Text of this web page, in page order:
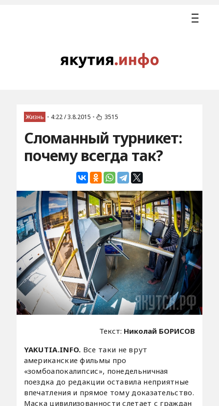
Жизнь • 4:22 / 3.8.2015 • 3515
Сломанный турникет:
почему всегда так?
Текст: Николай БОРИСОВ
YAKUTIA.INFO. Все таки не врут
американские фильмы про
«зомбоапокалипсис», понедельничная
поездка до редакции оставила неприятные
впечатления и прямое тому доказательство.
Маска цивилизованности слетает с граждан